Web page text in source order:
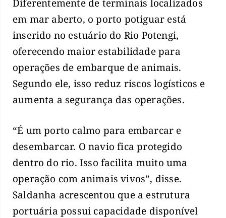
Diferentemente de terminais localizados
em mar aberto, o porto potiguar está
inserido no estuário do Rio Potengi,
oferecendo maior estabilidade para
operações de embarque de animais.
Segundo ele, isso reduz riscos logísticos e
aumenta a segurança das operações.
“É um porto calmo para embarcar e
desembarcar. O navio fica protegido
dentro do rio. Isso facilita muito uma
operação com animais vivos”, disse.
Saldanha acrescentou que a estrutura
portuária possui capacidade disponível